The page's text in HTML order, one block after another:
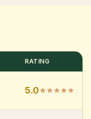
RATING
5.0